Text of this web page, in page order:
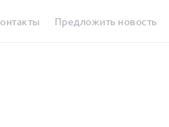
Контакты Предложить новость